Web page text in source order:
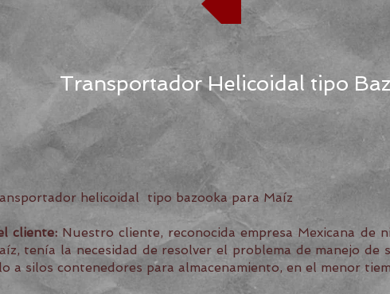
Transportador Helicoidal tipo
helicoidal tipo bazooka para Maíz
cliente: Nuestro cliente, reconocida empresa Mexicana de
tenía la necesidad de resolver el problema de manejo
a silos contenedores para almacenamiento, en el menor